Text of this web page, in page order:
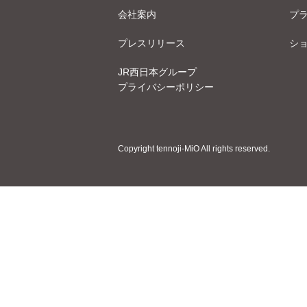
会社案内 プ
プレスリリース シ
JR西日本グループ
プライバシーポリシー
Copyright tennoji-MiO All rights reserved.